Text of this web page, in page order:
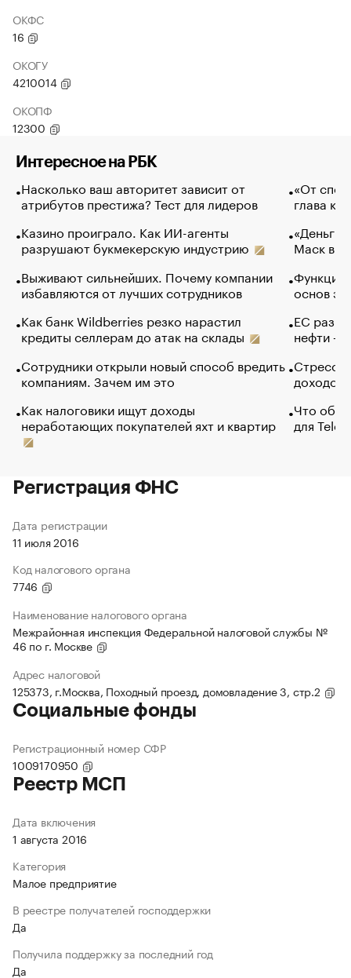
ОКФС
16
ОКОГУ
4210014
ОКОПФ
12300
Интересное на РБК
Насколько ваш авторитет зависит от
атрибутов престижа? Тест для лидеров
Казино проиграло. Как ИИ-агенты
разрушают букмекерскую индустрию
Выживают сильнейших. Почему компании
избавляются от лучших сотрудников
Как банк Wildberries резко нарастил
кредиты селлерам до атак на склады
Сотрудники открыли новый способ вредить
компаниям. Зачем им это
Как налоговики ищут доходы
неработающих покупателей яхт и квартир
«От
глава
«Деньги
Маск в
Функции
основ
ЕС
нефти —
Стресс
доходов
Что
для
Регистрация ФНС
Дата регистрации
11 июля 2016
Код налогового органа
7746
Наименование налогового органа
Межрайонная инспекция Федеральной налоговой службы №
46 по г. Москве
Адрес налоговой
125373, г.Москва, Походный проезд, домовладение 3, стр.2
Социальные фонды
Регистрационный номер СФР
1009170950
Реестр МСП
Дата включения
1 августа 2016
Категория
Малое предприятие
В реестре получателей господдержки
Да
Получила поддержку за последний год
Да